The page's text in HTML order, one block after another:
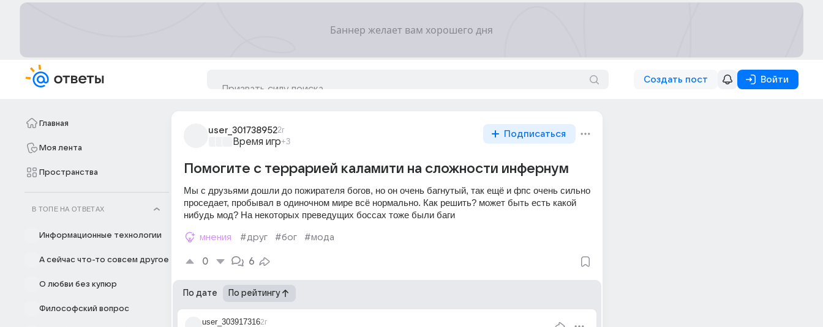
Создать пост Войти
Главная
Моя лента
Пространства
В ТОПЕ НА ОТВЕТАХ
Информационные технологии
А сейчас что-то совсем другое
О любви без купюр
Философский вопрос
user_3017389522г
Время игр+3
Подписаться
Помогите с террарией каламити на сложности инфернум
Мы с друзьями дошли до пожирателя богов, но он очень багнутый, так ещё и фпс очень сильно
проседает, пробывал в одиночном мире всё нормально. Как решить? может быть есть какой
нибудь мод? На некоторых преведущих боссах тоже были баги
мнения #друг #бог #мода
0 6
По дате По рейтингу
user_3039173162г